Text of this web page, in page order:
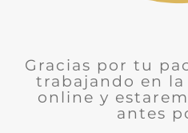
Gracias por tu
trabajando en
online y
antes